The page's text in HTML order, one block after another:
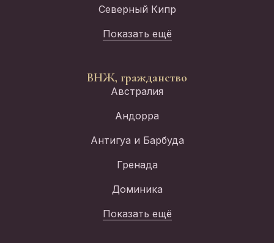
Северный Кипр
Показать ещё
ВНЖ, гражданство
Австралия
Андорра
Антигуа и Барбуда
Гренада
Доминика
Показать ещё